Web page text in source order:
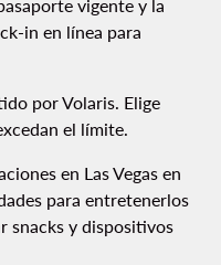
vigente y la
in en línea para
por Volaris. Elige
el límite.
en Las Vegas en
para entretenerlos
snacks y dispositivos